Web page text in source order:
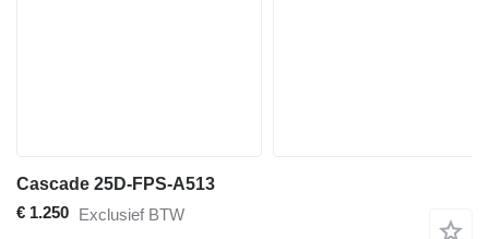
Cascade 25D-FPS-A513
€ 1.250 Exclusief BTW